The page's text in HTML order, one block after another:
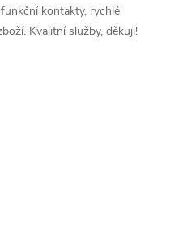
kontakty, rychlé
Kvalitní služby, děkuji!